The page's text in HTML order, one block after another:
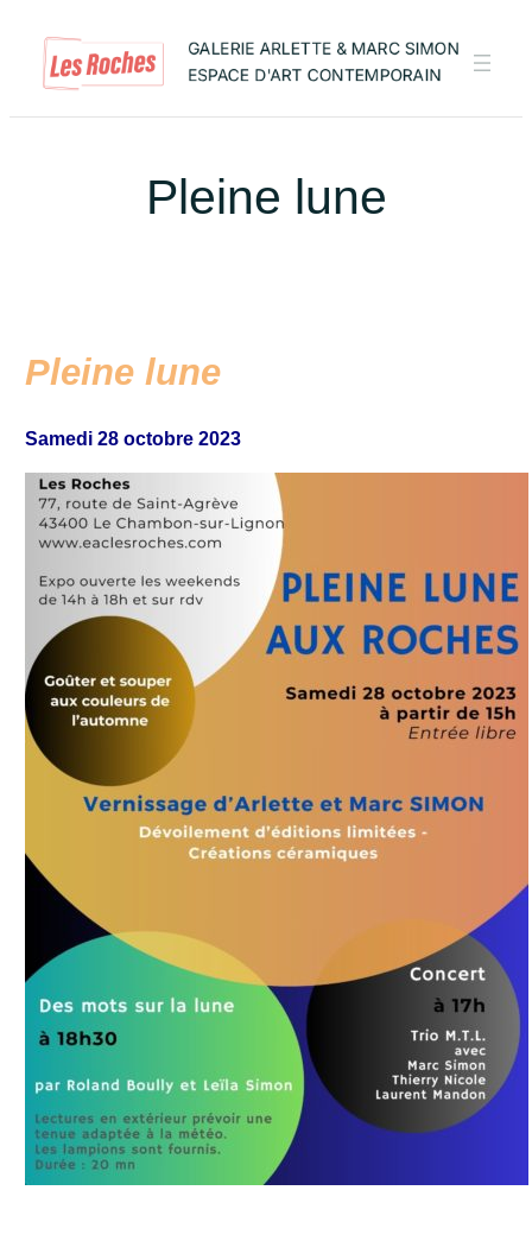
contenu
Pleine lune
Pleine lune
Samedi 28 octobre 2023